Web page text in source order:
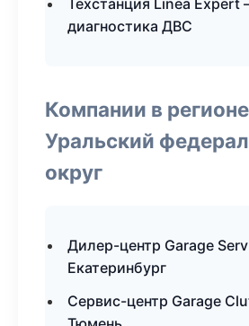
Техстанция Linea
диагностика ДВС
Компании в
Уральский
округ
Дилер-центр Garage
Екатеринбург
Сервис-центр Garage